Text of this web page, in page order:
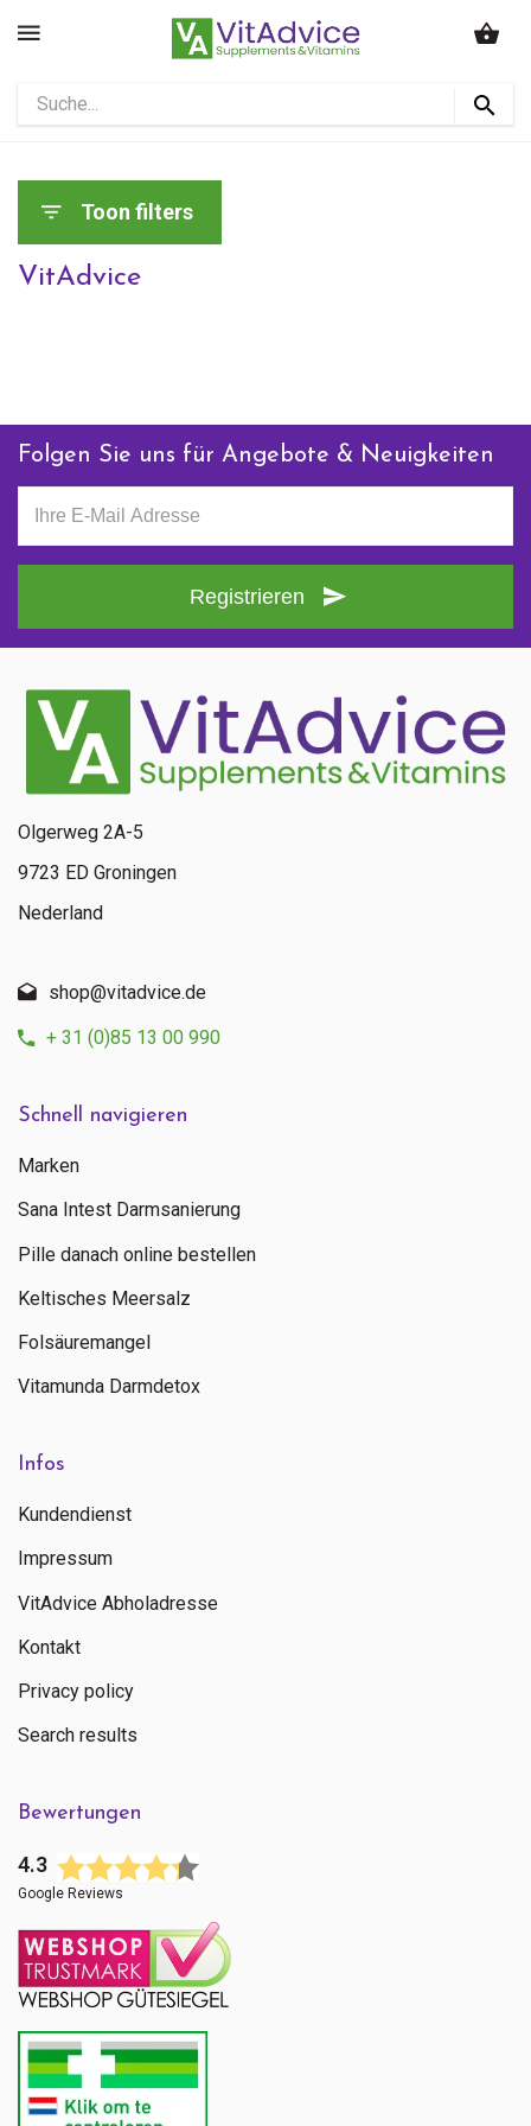
Toon filters
VitAdvice
Folgen Sie uns für Angebote & Neuigkeiten
Registrieren
Schnell navigieren
Marken
Sana Intest Darmsanierung
Pille danach online bestellen
Keltisches Meersalz
Folsäuremangel
Vitamunda Darmdetox
Infos
Kundendienst
Impressum
VitAdvice Abholadresse
Kontakt
Privacy policy
Search results
Bewertungen
4.3
Google Reviews
Olgerweg 2A-5
9723 ED Groningen
Nederland
shop@vitadvice.de
+ 31 (0)85 13 00 990